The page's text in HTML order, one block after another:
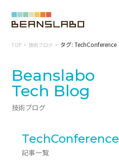
TOP 技術ブログ タグ: TechConference
Beanslabo
Tech Blog
技術ブログ
TechConference
記事一覧